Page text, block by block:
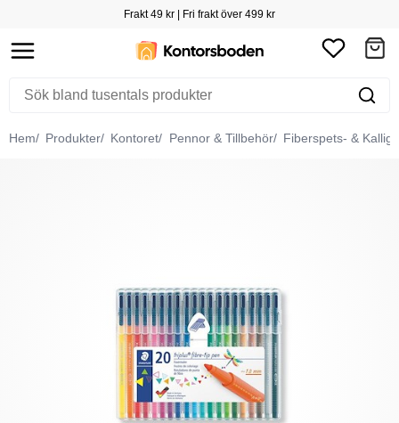
Frakt 49 kr | Fri frakt över 499 kr
Hem Produkter Kontoret Pennor & Tillbehör Fiberspets- &